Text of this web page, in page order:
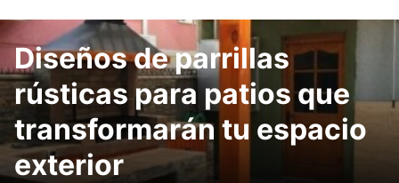
Diseños de parrillas
rústicas para patios que
transformarán tu espacio
exterior